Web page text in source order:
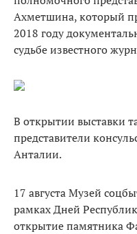
Ахметшина, который
2018 году
судьбе известного
В открытии выставки
представители
Анталии.
17 августа Музей
рамках Дней
открытие памятника